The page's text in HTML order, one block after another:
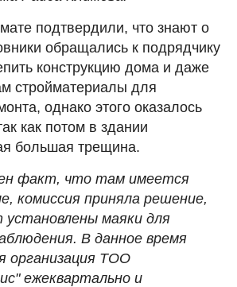
подтвердили, что знают о
обращались к подрядчику
конструкцию дома и даже
стройматериалы для
однако этого оказалось
как потом в здании
большая трещина.
факт, что там имеется
комиссия приняла решение,
маяки для
В данное время
организация ТОО
ежеквартально и